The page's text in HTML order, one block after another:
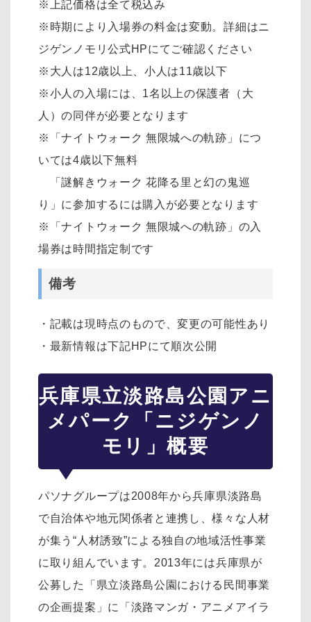
※上記価格は全て税込み
※時期により入場券の料金は変動。詳細はニ
ジゲンノモリ公式HPにてご確認ください
※大人は12歳以上、小人は11歳以下
※小人の入場には、1名以上の保護者（大
人）の同伴が必要となります
※「ナイトウォーク 無限城への軌跡」につ
いては4歳以下無料
「謎解きウォーク 花降る里と幻の鬼巡
り」に参加するには購入が必要となります
※「ナイトウォーク 無限城への軌跡」の入
場券は時間指定制です
備考
・記載は現時点のもので、変更の可能性あり
・最新情報は下記HPにて順次公開
兵庫県立淡路島公園アニ
メパーク「ニジゲンノ
モリ」概要
パソナグループは2008年から兵庫県淡路島
で自治体や地元関係者と連携し、様々な人材
が集う“人材誘致”による独自の地域活性事業
に取り組んでいます。2013年には兵庫県が
公募した「県立淡路島公園における民間事業
の企画提案」に「淡路マンガ・アニメアイラ